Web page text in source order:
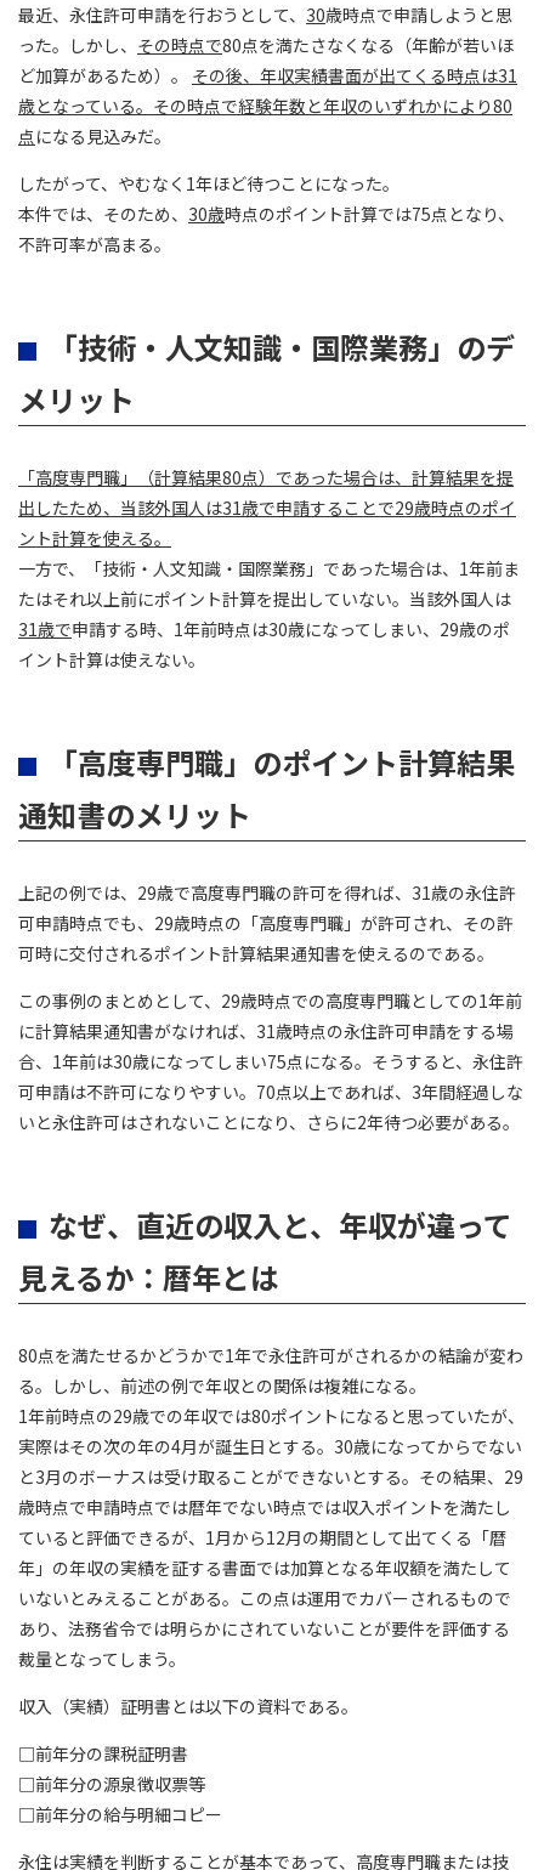
最近、永住許可申請を行おうとして、 30歳時点で申請しようと思
った。しかし、 その時点で80点を満たさなくなる（年齢が若いほ
ど加算があるため）。 その後、年収実績書面が出てくる時点は31
歳となっている。その時点で経験年数と年収のいずれかにより80
点 になる見込みだ。
したがって、やむなく1年ほど待つことになった。
本件では、そのため、 30歳時点のポイント計算では75点となり、
不許可率が高まる。
「技術・人文知識・国際業務」のデ
メリット
「高度専門職」（計算結果80点）であった場合は、計算結果を提
出したため、当該外国人は31歳で申請することで29歳時点のポイ
ント計算を使える。
一方で、「技術・人文知識・国際業務」であった場合は、1年前ま
たはそれ以上前にポイント計算を提出していない。当該外国人は
31歳で申請する時、1年前時点は30歳になってしまい、29歳のポ
イント計算は使えない。
「高度専門職」のポイント計算結果
通知書のメリット
上記の例では、29歳で高度専門職の許可を得れば、31歳の永住許
可申請時点でも、29歳時点の「高度専門職」が許可され、その許
可時に交付されるポイント計算結果通知書を使えるのである。
この事例のまとめとして、29歳時点での高度専門職としての1年前
に計算結果通知書がなければ、31歳時点の永住許可申請をする場
合、1年前は30歳になってしまい75点になる。そうすると、永住許
可申請は不許可になりやすい。70点以上であれば、3年間経過しな
いと永住許可はされないことになり、さらに2年待つ必要がある。
なぜ、直近の収入と、年収が違って
見えるか：暦年とは
80点を満たせるかどうかで1年で永住許可がされるかの結論が変わ
る。しかし、前述の例で年収との関係は複雑になる。
1年前時点の29歳での年収では80ポイントになると思っていたが、
実際はその次の年の4月が誕生日とする。30歳になってからでない
と3月のボーナスは受け取ることができないとする。その結果、29
歳時点で申請時点では暦年でない時点では収入ポイントを満たし
ていると評価できるが、1月から12月の期間として出てくる「暦
年」の年収の実績を証する書面では加算となる年収額を満たして
いないとみえることがある。この点は運用でカバーされるもので
あり、法務省令では明らかにされていないことが要件を評価する
裁量となってしまう。
収入（実績）証明書とは以下の資料である。
□前年分の課税証明書
□前年分の源泉徴収票等
□前年分の給与明細コピー
永住は実績を判断することが基本であって、高度専門職または技